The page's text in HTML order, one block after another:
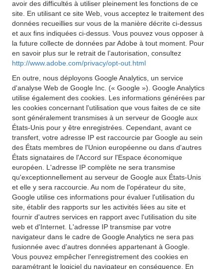
avoir des difficultés à utiliser pleinement les fonctions de ce
site. En utilisant ce site Web, vous acceptez le traitement des
données recueillies sur vous de la manière décrite ci-dessus
et aux fins indiquées ci-dessus. Vous pouvez vous opposer à
la future collecte de données par Adobe à tout moment. Pour
en savoir plus sur le retrait de l’autorisation, consultez
http://www.adobe.com/privacy/opt-out.html
En outre, nous déployons Google Analytics, un service
d'analyse Web de Google Inc. (« Google »). Google Analytics
utilise également des cookies. Les informations générées par
les cookies concernant l'utilisation que vous faites de ce site
sont généralement transmises à un serveur de Google aux
États-Unis pour y être enregistrées. Cependant, avant ce
transfert, votre adresse IP est raccourcie par Google au sein
des États membres de l'Union européenne ou dans d'autres
États signataires de l'Accord sur l'Espace économique
européen. L'adresse IP complète ne sera transmise
qu'exceptionnellement au serveur de Google aux États-Unis
et elle y sera raccourcie. Au nom de l'opérateur du site,
Google utilise ces informations pour évaluer l'utilisation du
site, établir des rapports sur les activités liées au site et
fournir d'autres services en rapport avec l'utilisation du site
web et d'Internet. L'adresse IP transmise par votre
navigateur dans le cadre de Google Analytics ne sera pas
fusionnée avec d'autres données appartenant à Google.
Vous pouvez empêcher l'enregistrement des cookies en
paramétrant le logiciel du navigateur en conséquence. En